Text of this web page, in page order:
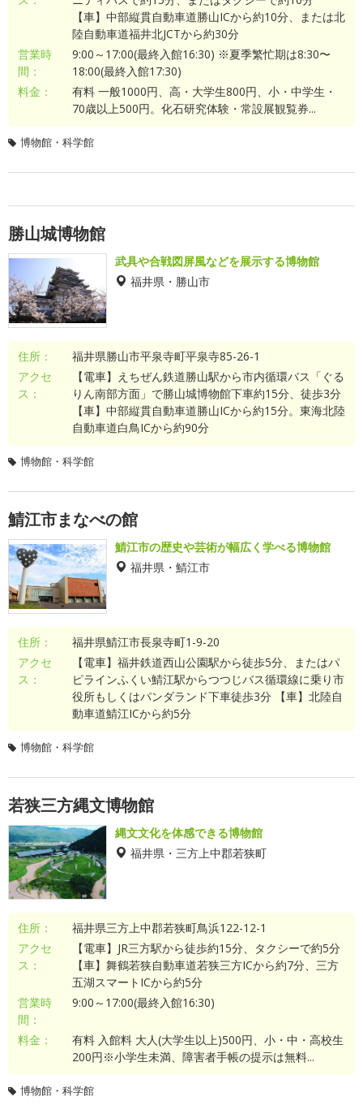
【車】中部縦貫自動車道勝山ICから約10分、または北
陸自動車道福井北JCTから約30分
営業時
間：
9:00～17:00(最終入館16:30) ※夏季繁忙期は8:30〜
18:00(最終入館17:30)
料金：
有料 一般1000円、高・大学生800円、小・中学生・
70歳以上500円。化石研究体験・常設展観覧券...
博物館・科学館
勝山城博物館
武具や合戦図屏風などを展示する博物館
福井県・勝山市
住所：
福井県勝山市平泉寺町平泉寺85-26-1
アクセ
ス：
【電車】えちぜん鉄道勝山駅から市内循環バス「ぐる
りん南部方面」で勝山城博物館下車約15分、徒歩3分
【車】中部縦貫自動車道勝山ICから約15分。東海北陸
自動車道白鳥ICから約90分
博物館・科学館
鯖江市まなべの館
鯖江市の歴史や芸術が幅広く学べる博物館
福井県・鯖江市
住所：
福井県鯖江市長泉寺町1-9-20
アクセ
ス：
【電車】福井鉄道西山公園駅から徒歩5分、またはパ
ピラインふくい鯖江駅からつつじバス循環線に乗り市
役所もしくはパンダランド下車徒歩3分 【車】北陸自
動車道鯖江ICから約5分
博物館・科学館
若狭三方縄文博物館
縄文文化を体感できる博物館
福井県・三方上中郡若狭町
住所：
福井県三方上中郡若狭町鳥浜122-12-1
アクセ
ス：
【電車】JR三方駅から徒歩約15分、タクシーで約5分
【車】舞鶴若狭自動車道若狭三方ICから約7分、三方
五湖スマートICから約5分
営業時
間：
9:00～17:00(最終入館16:30)
料金：
有料 入館料 大人(大学生以上)500円、小・中・高校生
200円※小学生未満、障害者手帳の提示は無料...
博物館・科学館